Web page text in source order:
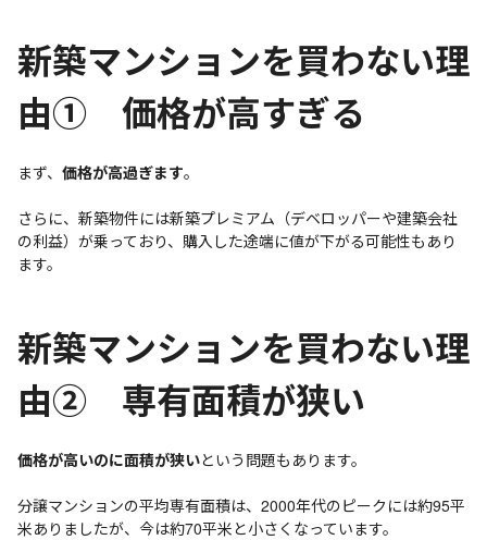
新築マンションを買わない理
由① 価格が高すぎる
まず、 価格が高過ぎます。
さらに、新築物件には新築プレミアム（デベロッパーや建築会社
の利益）が乗っており、購入した途端に値が下がる可能性もあり
ます。
新築マンションを買わない理
由② 専有面積が狭い
価格が高いのに面積が狭いという問題もあります。
分譲マンションの平均専有面積は、2000年代のピークには約95平
米ありましたが、今は約70平米と小さくなっています。